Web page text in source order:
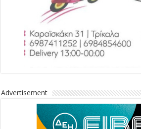
Advertisement